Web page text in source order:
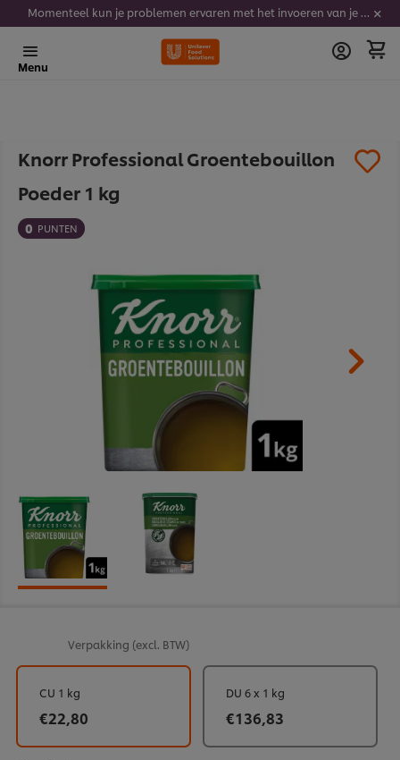
Momenteel kun je problemen ervaren met het invoeren van je stickercodes. We werken er hard aan om dit op te lossen.
Menu
Knorr Professional Groentebouillon
Poeder 1 kg
0 PUNTEN
Verpakking (excl. BTW)
CU 1 kg
€22,80
DU 6 x 1 kg
€136,83